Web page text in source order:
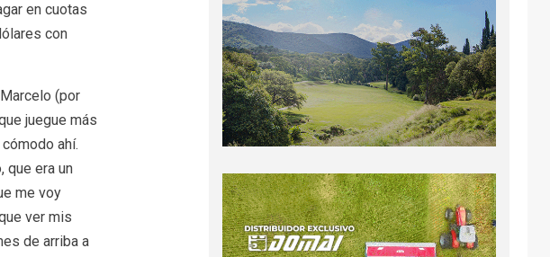
en cuotas
con
(por
juegue más
ahí.
que era un
me voy
ver mis
de arriba a